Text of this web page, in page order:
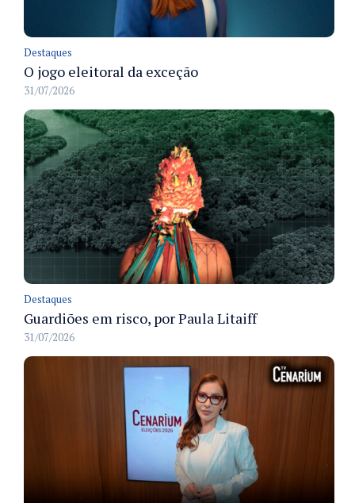
Destaques
O jogo eleitoral da exceção
31/07/2026
Destaques
Guardiões em risco, por Paula Litaiff
31/07/2026